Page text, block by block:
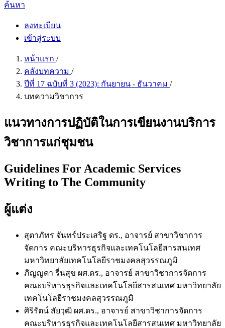
ค้นหา
ลงทะเบียน
เข้าสู่ระบบ
หน้าแรก /
คลังบทความ /
ปีที่ 17 ฉบับที่ 3 (2023): กันยายน - ธันวาคม /
บทความวิชาการ
แนวทางการปฏิบัติในการเขียนงานบริการ
วิชาการแก่ชุมชน
Guidelines For Academic Services
Writing to The Community
ผู้แต่ง
สุตาภัทร จันทร์ประเสริฐ ดร., อาจารย์ สาขาวิชาการ
จัดการ คณะบริหารธุรกิจและเทคโนโลยีสารสนเทศ
มหาวิทยาลัยเทคโนโลยีราชมงคลสุวรรณภูมิ
ภิญญดา รื่นสุข ผศ.ดร., อาจารย์ สาขาวิชาการจัดการ
คณะบริหารธุรกิจและเทคโนโลยีสารสนเทศ มหาวิทยาลัย
เทคโนโลยีราชมงคลสุวรรณภูมิ
ศิริรัตน์ สัยวุฒิ ผศ.ดร., อาจารย์ สาขาวิชาการจัดการ
คณะบริหารธุรกิจและเทคโนโลยีสารสนเทศ มหาวิทยาลัย